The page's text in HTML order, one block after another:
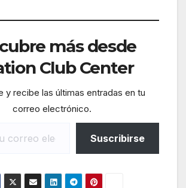
más desde
Club Center
y recibe las últimas entradas en tu
correo electrónico.
Suscribirse